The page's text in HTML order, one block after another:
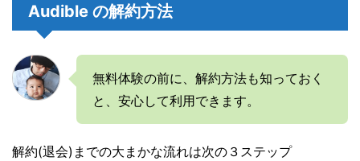
Audible の解約方法
無料体験の前に、解約方法も知っておく
と、安心して利用できます。
解約(退会)までの大まかな流れは次の３ステップ